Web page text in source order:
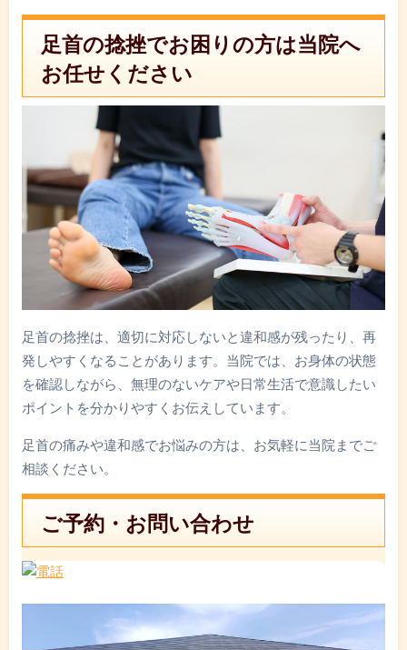
足首の捻挫でお困りの方は当院へ
お任せください
足首の捻挫は、適切に対応しないと違和感が残ったり、再
発しやすくなることがあります。当院では、お身体の状態
を確認しながら、無理のないケアや日常生活で意識したい
ポイントを分かりやすくお伝えしています。
足首の痛みや違和感でお悩みの方は、お気軽に当院までご
相談ください。
ご予約・お問い合わせ